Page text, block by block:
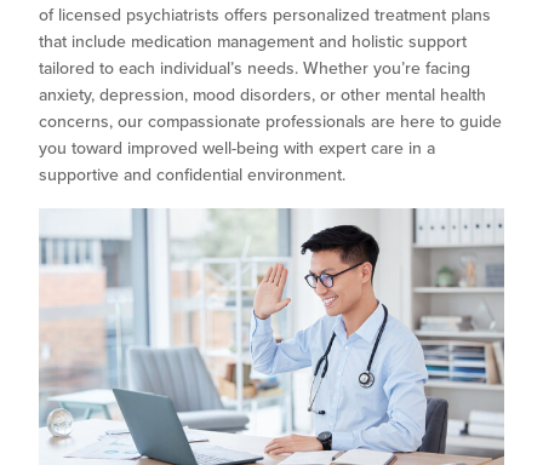
of licensed psychiatrists offers personalized treatment plans
that include medication management and holistic support
tailored to each individual’s needs. Whether you’re facing
anxiety, depression, mood disorders, or other mental health
concerns, our compassionate professionals are here to guide
you toward improved well-being with expert care in a
supportive and confidential environment.